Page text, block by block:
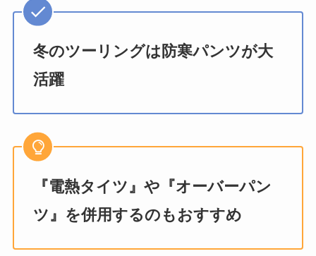
冬のツーリングは防寒パンツが大
活躍
『電熱タイツ』や『オーバーパン
ツ』を併用するのもおすすめ